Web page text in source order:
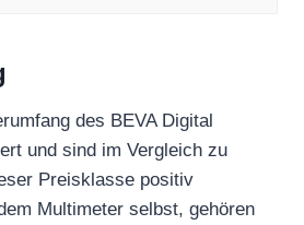
des BEVA Digital
und sind im Vergleich zu
Preisklasse positiv
Multimeter selbst, gehören